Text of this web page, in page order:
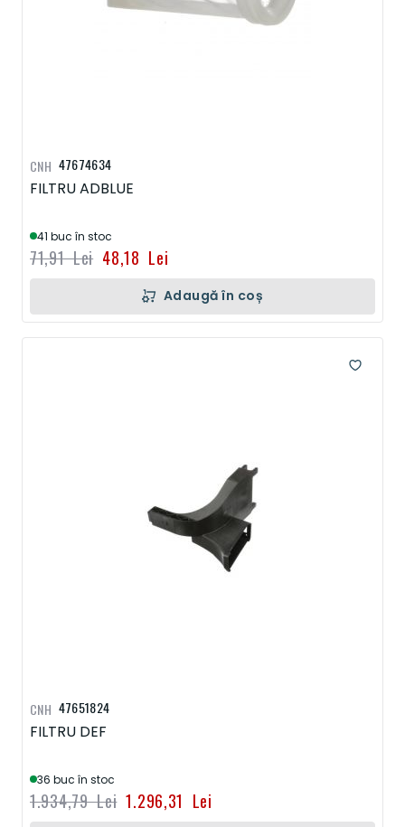
47674634
FILTRU ADBLUE
41 buc în stoc
48,18 Lei
71,91 Lei
CNH
Adaugă în coș
47651824
FILTRU DEF
36 buc în stoc
1.296,31 Lei
1.934,79 Lei
CNH